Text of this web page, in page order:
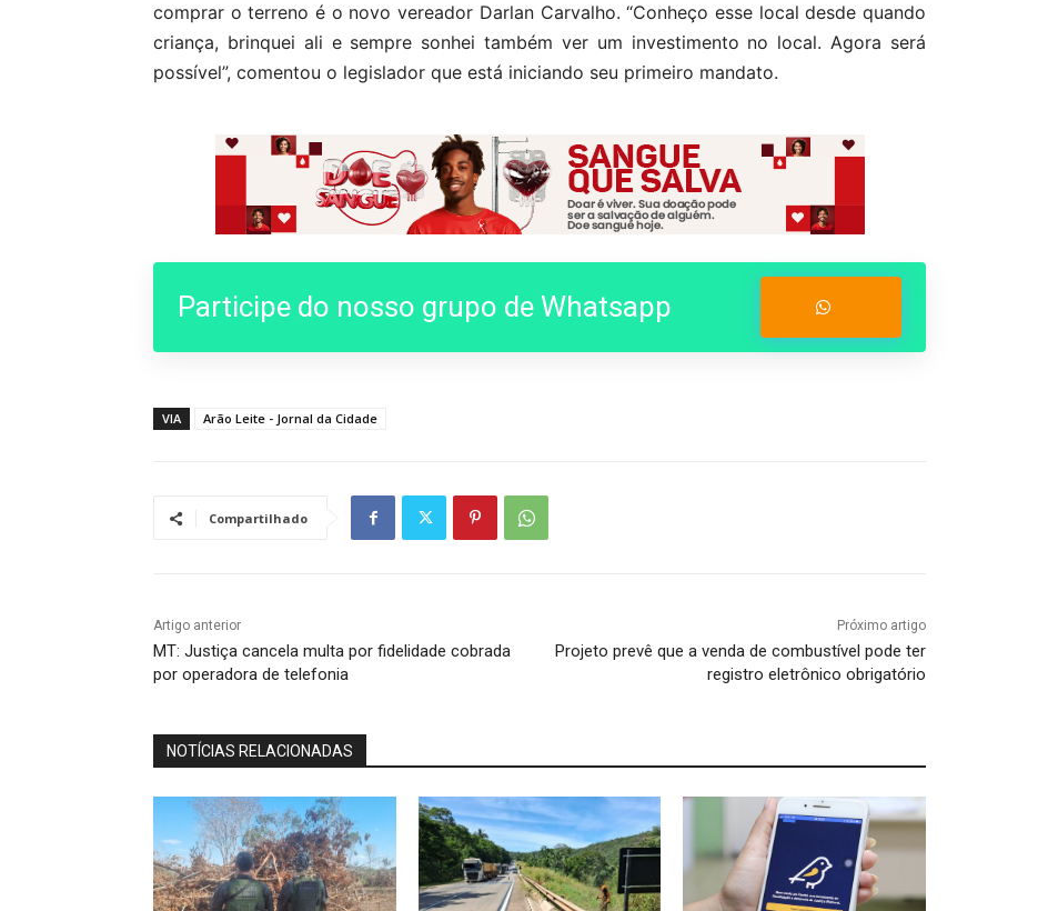
comprar o terreno é o novo vereador Darlan Carvalho. “Conheço esse local desde quando
criança, brinquei ali e sempre sonhei também ver um investimento no local. Agora será
possível”, comentou o legislador que está iniciando seu primeiro mandato.
Participe do nosso grupo de Whatsapp
VIA Arão Leite - Jornal da Cidade
Compartilhado
Artigo anterior
MT: Justiça cancela multa por fidelidade cobrada
por operadora de telefonia
Próximo artigo
Projeto prevê que a venda de combustível pode ter
registro eletrônico obrigatório
NOTÍCIAS RELACIONADAS